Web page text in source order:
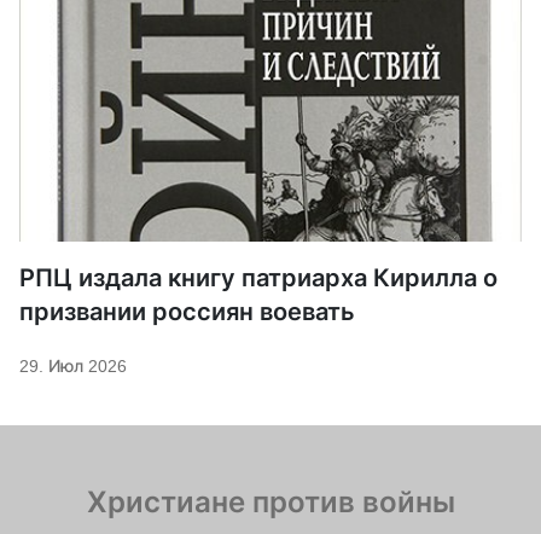
РПЦ издала книгу патриарха Кирилла о
призвании россиян воевать
29. Июл 2026
Христиане против войны